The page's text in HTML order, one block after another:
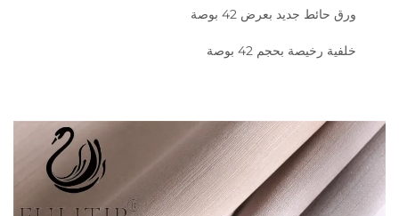
ورق حائط جديد بعرض 42 بوصة
خلفية رخيصة بحجم 42 بوصة